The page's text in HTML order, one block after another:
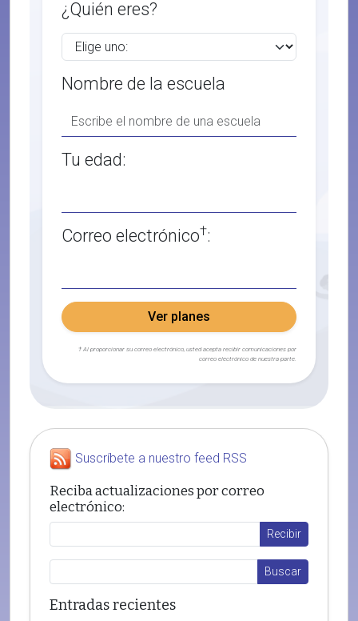
¿Quién eres?
Nombre de la escuela
Tu edad:
Correo electrónico†:
Ver planes
† Al proporcionar su correo electrónico, usted acepta recibir comunicaciones por
correo electrónico de nuestra parte.
Suscríbete a nuestro feed RSS
Reciba actualizaciones por correo
electrónico:
Entradas recientes